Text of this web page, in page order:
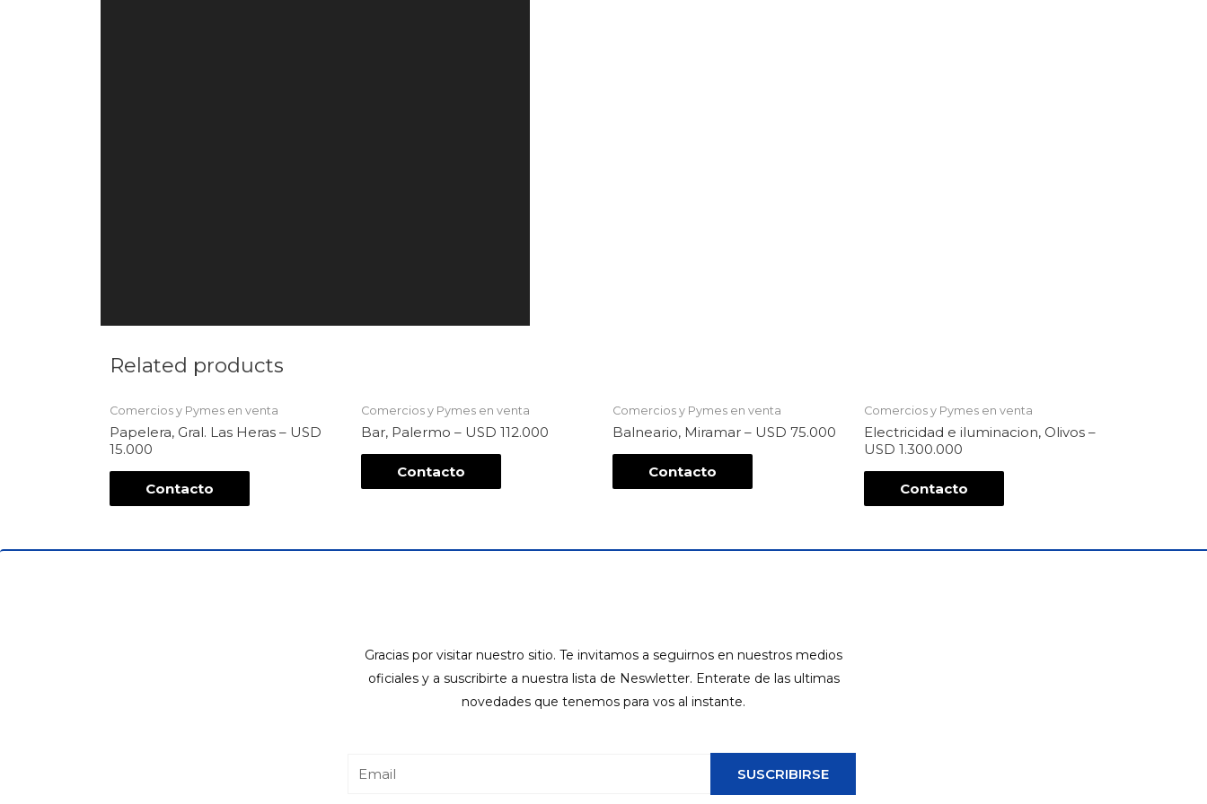
Related products
Comercios y Pymes en venta
Papelera, Gral. Las Heras – USD
15.000
Contacto
Comercios y Pymes en venta
Bar, Palermo – USD 112.000
Contacto
Comercios y Pymes en venta
Balneario, Miramar – USD 75.000
Contacto
Comercios y Pymes en venta
Electricidad e iluminacion, Olivos –
USD 1.300.000
Contacto
Gracias por visitar nuestro sitio. Te invitamos a seguirnos en nuestros medios
oficiales y a suscribirte a nuestra lista de Neswletter. Enterate de las ultimas
novedades que tenemos para vos al instante.
SUSCRIBIRSE